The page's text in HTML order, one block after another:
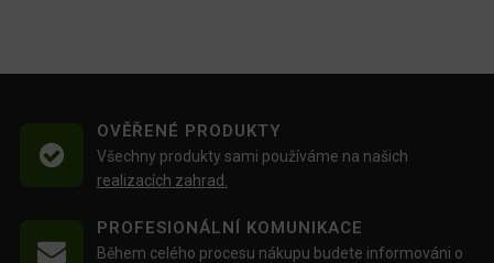
OVĚŘENÉ PRODUKTY
Všechny produkty sami používáme na našich
realizacích zahrad.
PROFESIONÁLNÍ KOMUNIKACE
Během celého procesu nákupu budete informováni o